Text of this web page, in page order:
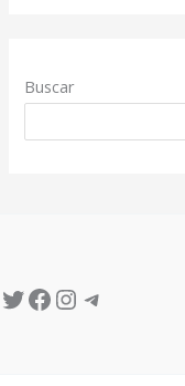
Buscar
Twitter
Facebook
Instagram
Telegram